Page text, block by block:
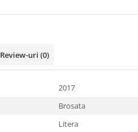
Review-uri (0)
2017
Brosata
Litera